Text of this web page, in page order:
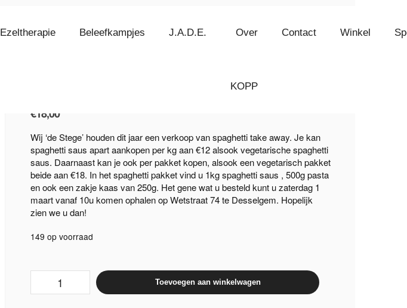
Ezeltherapie Beleefkampjes J.A.D.E. Over
KOPP
Contact Winkel
€18,00
Wij ‘de Stege’ houden dit jaar een verkoop van spaghetti take away. Je kan
spaghetti saus apart aankopen per kg aan €12 alsook vegetarische spaghetti
saus. Daarnaast kan je ook per pakket kopen, alsook een vegetarisch pakket
beide aan €18. In het spaghetti pakket vind u 1kg spaghetti saus , 500g pasta
en ook een zakje kaas van 250g. Het gene wat u besteld kunt u zaterdag 1
maart vanaf 10u komen ophalen op Wetstraat 74 te Desselgem. Hopelijk
zien we u dan!
149 op voorraad
spaghetti
Toevoegen aan winkelwagen